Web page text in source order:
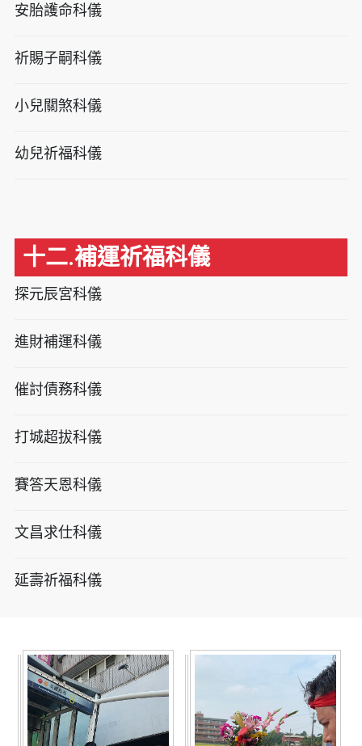
安胎護命科儀
祈賜子嗣科儀
小兒關煞科儀
幼兒祈福科儀
十二.補運祈福科儀
探元辰宮科儀
進財補運科儀
催討債務科儀
打城超拔科儀
賽答天恩科儀
文昌求仕科儀
延壽祈福科儀